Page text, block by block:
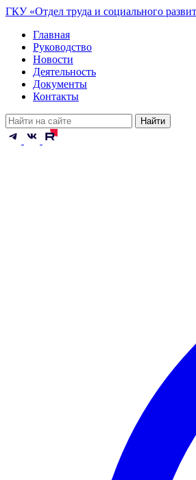
ГКУ «Отдел труда и социального
Главная
Руководство
Новости
Деятельность
Документы
Контакты
Найти